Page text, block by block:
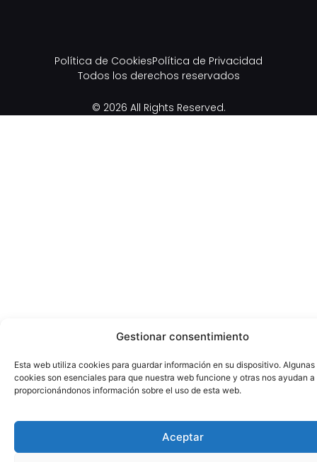
Gestionar consentimiento
Esta web utiliza cookies para guardar información en su dispositivo. Algunas
cookies son esenciales para que nuestra web funcione y otras nos ayudan a
proporcionándonos información sobre el uso de esta web.
Aceptar
Política de CookiesPolítica de Privacidad
Todos los derechos reservados
© 2026 All Rights Reserved.